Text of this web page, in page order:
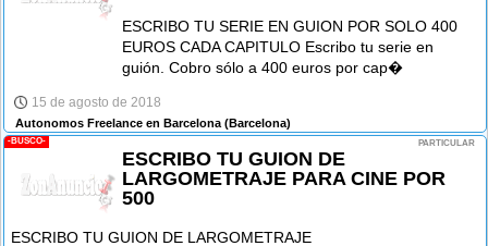
ESCRIBO TU SERIE EN GUION POR SOLO 400
EUROS CADA CAPITULO Escribo tu serie en
guión. Cobro sólo a 400 euros por cap�
15 de agosto de 2018
Autonomos Freelance en Barcelona (Barcelona)
-BUSCO- PARTICULAR
ESCRIBO TU GUION DE
LARGOMETRAJE PARA CINE POR
500
ESCRIBO TU GUION DE LARGOMETRAJE